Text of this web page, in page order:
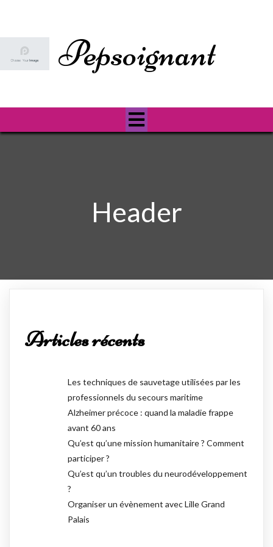
Pepsoignant
Header
Articles récents
Les techniques de sauvetage utilisées par les
professionnels du secours maritime
Alzheimer précoce : quand la maladie frappe
avant 60 ans
Qu’est qu’une mission humanitaire ? Comment
participer ?
Qu’est qu’un troubles du neurodéveloppement
?
Organiser un évènement avec Lille Grand
Palais